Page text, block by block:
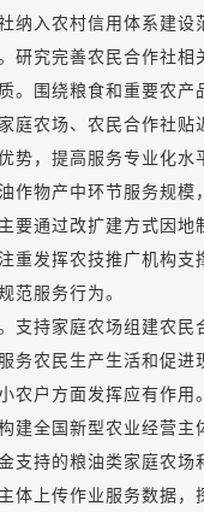
纳入农村信用体系建
研究完善农民合作社相
围绕粮食和重要农产
庭农场、农民合作社
势，提高服务专业化
作物产中环节服务规
要通过改扩建方式因
重发挥农技推广机构
范服务行为。
持家庭农场组建农民
务农民生产生活和促
农户方面发挥应有作用
全国新型农业经营主
支持的粮油类家庭农
体上传作业服务数据